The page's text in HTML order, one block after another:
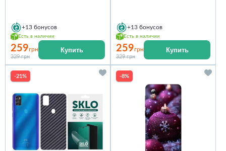
+13 бонусов
Есть в наличии
259грн
329 грн
Купить
+13 бонусов
Есть в наличии
259грн
329 грн
Купить
-21% -8%